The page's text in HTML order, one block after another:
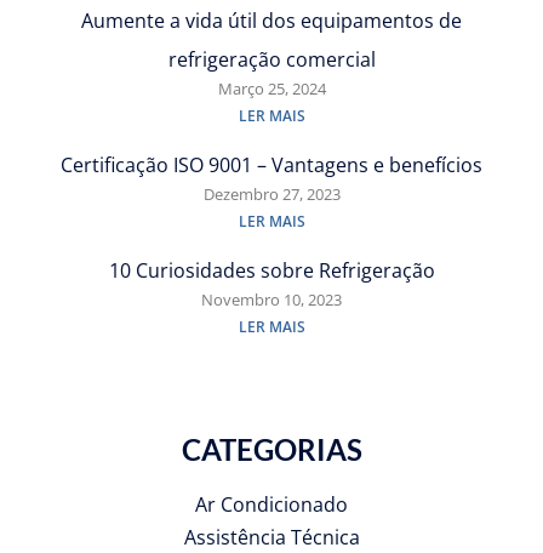
Aumente a vida útil dos equipamentos de
refrigeração comercial
Março 25, 2024
LER MAIS
Certificação ISO 9001 – Vantagens e benefícios
Dezembro 27, 2023
LER MAIS
10 Curiosidades sobre Refrigeração
Novembro 10, 2023
LER MAIS
CATEGORIAS
Ar Condicionado
Assistência Técnica